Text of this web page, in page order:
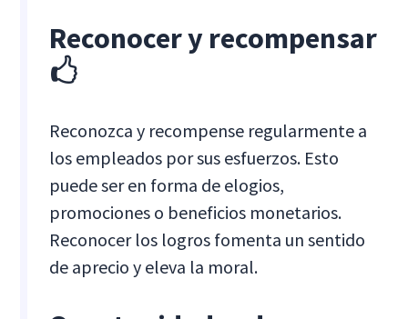
Reconocer y recompensar
🖒
Reconozca y recompense regularmente a
los empleados por sus esfuerzos. Esto
puede ser en forma de elogios,
promociones o beneficios monetarios.
Reconocer los logros fomenta un sentido
de aprecio y eleva la moral.